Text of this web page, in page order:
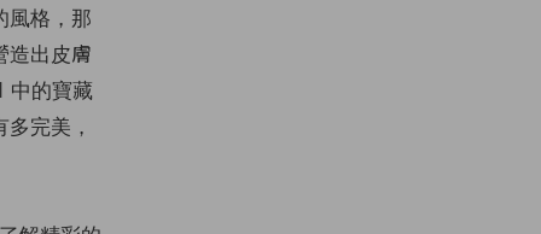
風格，那
造出皮膚
中的寶藏
完美，